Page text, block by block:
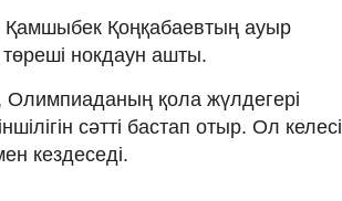
Қамшыбек Қоңқабаевтың ауыр
нокдаун ашты.
қола жүлдегері
сәтті бастап отыр. Ол келесі
кездеседі.